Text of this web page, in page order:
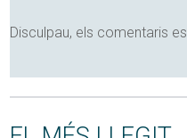
Disculpau, els comentaris